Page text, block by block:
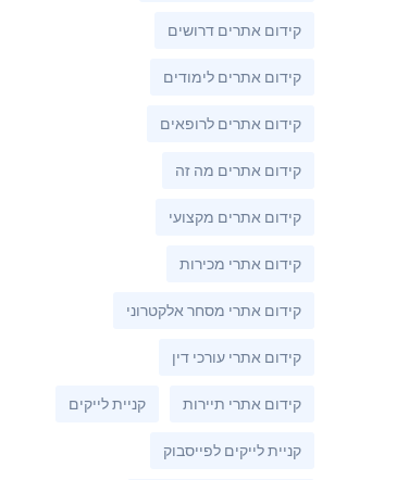
קידום אתרים דרושים
קידום אתרים לימודים
קידום אתרים לרופאים
קידום אתרים מה זה
קידום אתרים מקצועי
קידום אתרי מכירות
קידום אתרי מסחר אלקטרוני
קידום אתרי עורכי דין
קידום אתרי תיירות קניית לייקים
קניית לייקים לפייסבוק